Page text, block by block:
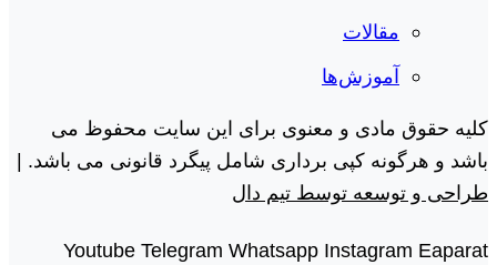
مقالات
آموزش‌ها
کلیه حقوق مادی و معنوی برای این سایت محفوظ می
باشد و هرگونه کپی برداری شامل پیگرد قانونی می باشد. |
طراحی و توسعه توسط تیم دال
Youtube Telegram Whatsapp Instagram Eaparat